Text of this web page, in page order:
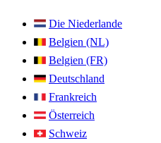
Die Niederlande
Belgien (NL)
Belgien (FR)
Deutschland
Frankreich
Österreich
Schweiz